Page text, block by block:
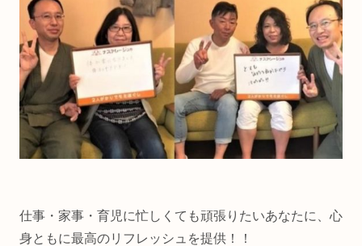
仕事・家事・育児に忙しくても頑張りたいあなたに、心
身ともに最高のリフレッシュを提供！！